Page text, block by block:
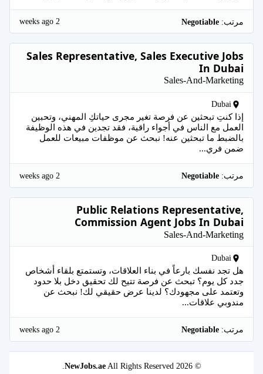
مرتب: 2 weeks ago
Sales Representative, Sales Executive Jobs
In Dubai
Sales-And-Marketing
Dubai
إذا كنتِ تبحثين عن فرصة تغير مجرى حياتكِ المهني، وتحبين
العمل مع الناس في أجواء راقية، فقد تجدين في هذه الوظيفة
بالضبط ما تبحثين عنه! نبحث عن موظفات مبيعات للعمل
ضمن فري...
مرتب: 2 weeks ago
Public Relations Representative,
Commission Agent Jobs In Dubai
Sales-And-Marketing
Dubai
هل تجد نفسك بارعاً في بناء العلاقات، وتستمتع بلقاء أشخاص
جدد كل يوم؟ تبحث عن فرصة تتيح لك تحقيق دخل بلا حدود
وتعتمد على مجهودك؟ لدينا عرض حقيقي لك! نبحث عن
مندوبي علاقات...
مرتب: 2 weeks ago
© 2026
NewJobs.aeAll Rights Reserved.